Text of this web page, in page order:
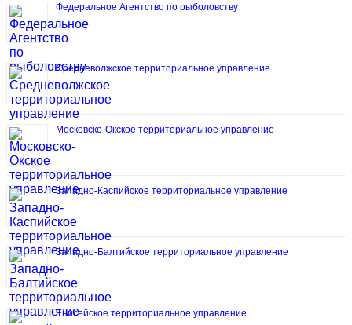
Федеральное Агентство по рыболовству
Средневолжское территориальное управление
Московско-Окское территориальное управление
Западно-Каспийское территориальное управление
Западно-Балтийское территориальное управление
Енисейское территориальное управление